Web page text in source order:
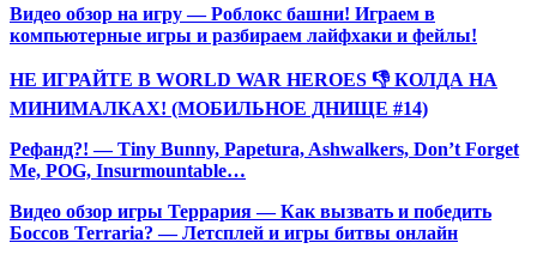
Видео обзор на игру — Роблокс башни! Играем в
компьютерные игры и разбираем лайфхаки и фейлы!
НЕ ИГРАЙТЕ В WORLD WAR HEROES 👎 КОЛДА НА
МИНИМАЛКАХ! (МОБИЛЬНОЕ ДНИЩЕ #14)
Рефанд?! — Tiny Bunny, Papetura, Ashwalkers, Don’t Forget
Me, POG, Insurmountable…
Видео обзор игры Террария — Как вызвать и победить
Боссов Terraria? — Летсплей и игры битвы онлайн